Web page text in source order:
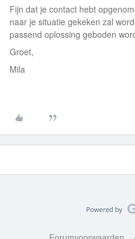
Fijn dat je contact hebt
naar je situatie gekeken zal
passend oplossing geboden
Groet,
Mila